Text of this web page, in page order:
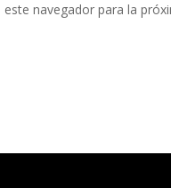
navegador para la